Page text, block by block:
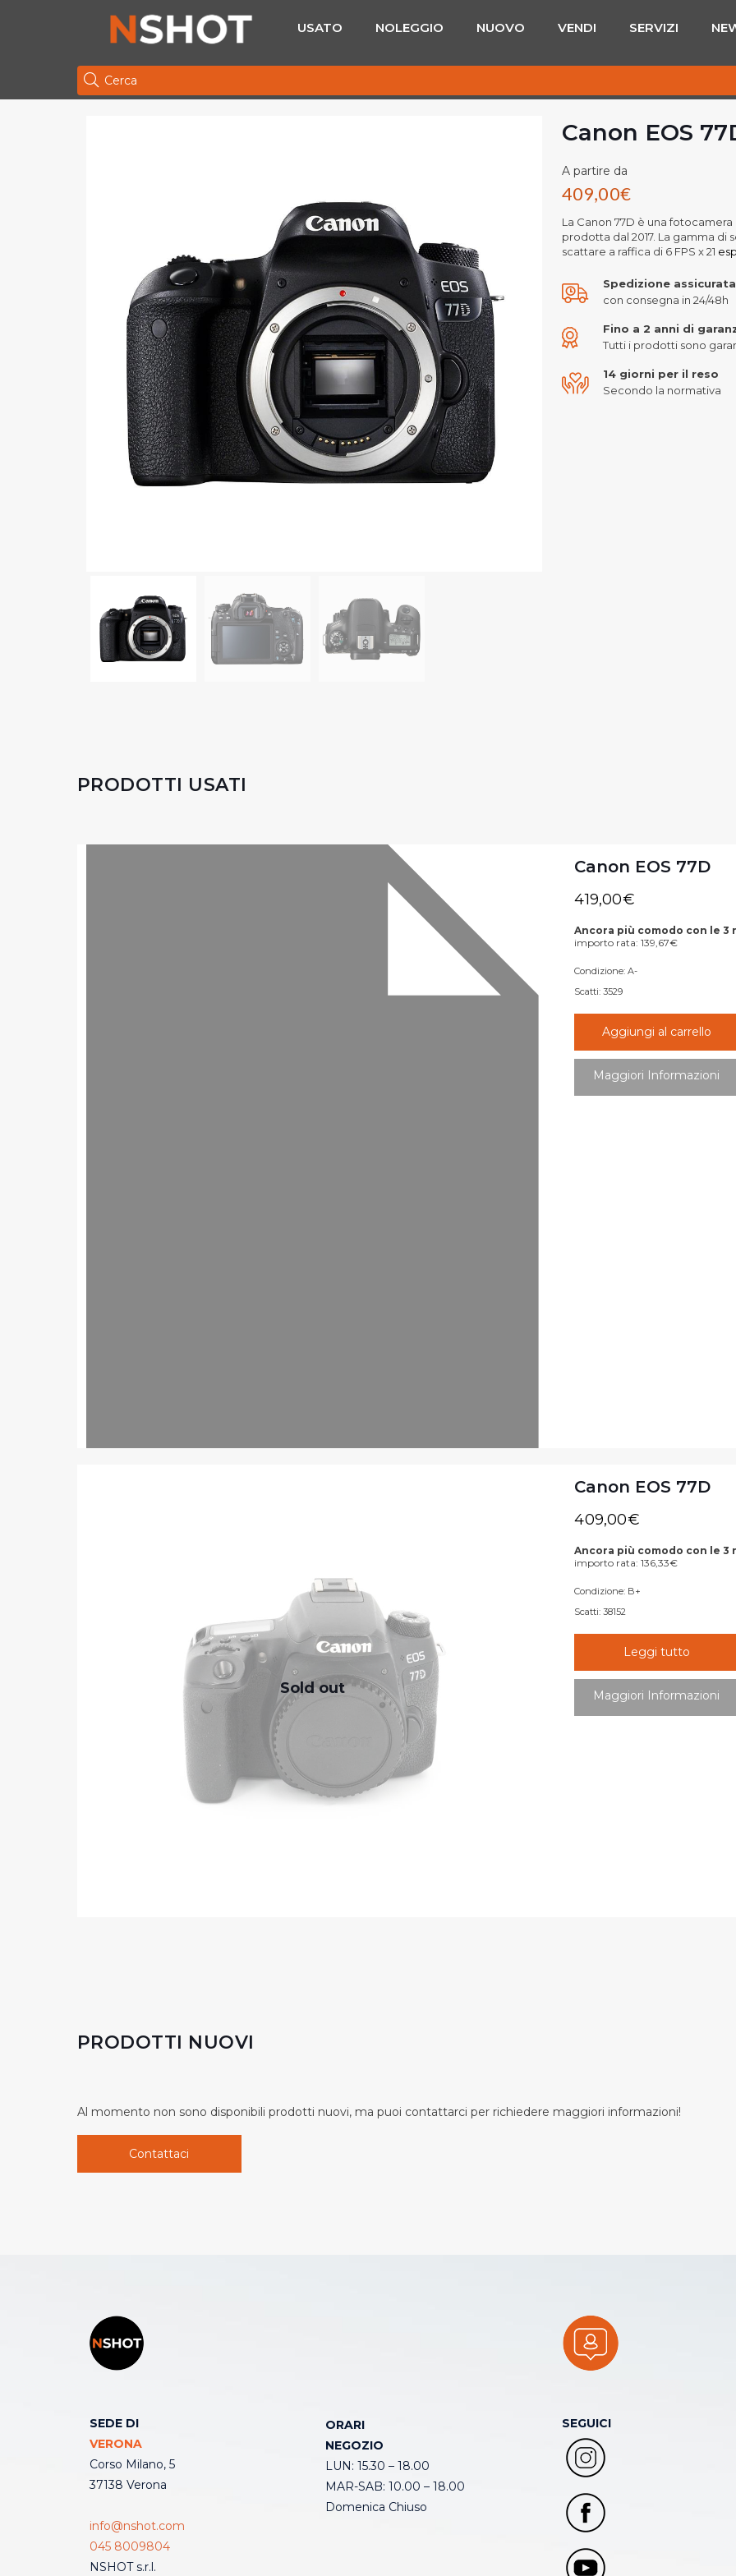
USATO NOLEGGIO NUOVO VENDI SERVIZI
Canon EOS
A partire da
409,00€
La Canon 77D è una
prodotta dal 2017. La gamma di
scattare a raffica di 6 FPS x 21
Spedizione assicurata
con consegna in 24/48h
Fino a 2 anni di
Tutti i prodotti sono
14 giorni per il reso
Secondo la normativa
PRODOTTI USATI
Canon EOS 77D
419,00€
Ancora più comodo con le 3
importo rata:139,67€
Condizione: A-
Scatti: 3529
Aggiungi al carrello
Maggiori Informazioni
Sold out
Canon EOS 77D
409,00€
Ancora più comodo con le 3
importo rata:136,33€
Condizione: B+
Scatti: 38152
Leggi tutto
Maggiori Informazioni
PRODOTTI NUOVI
Al momento non sono disponibili prodotti nuovi, ma puoi contattarci per richiedere maggiori informazioni!
Contattaci
SEDE DI
VERONA
Corso Milano, 5
37138 Verona
info@nshot.com
045 8009804
NSHOT s.r.l.
ORARI
NEGOZIO
LUN: 15.30 – 18.00
MAR-SAB: 10.00 – 18.00
Domenica Chiuso
SEGUICI